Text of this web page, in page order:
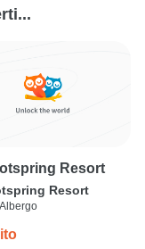
Resort
Resort
Albergo